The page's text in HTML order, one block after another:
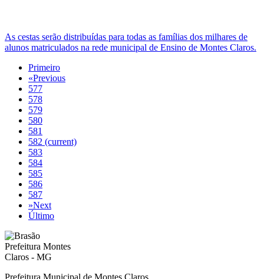
As cestas serão distribuídas para todas as famílias dos milhares de
alunos matriculados na rede municipal de Ensino de Montes Claros.
Primeiro
«Previous
577
578
579
580
581
582 (current)
583
584
585
586
587
»Next
Último
Prefeitura Municipal de Montes Claros